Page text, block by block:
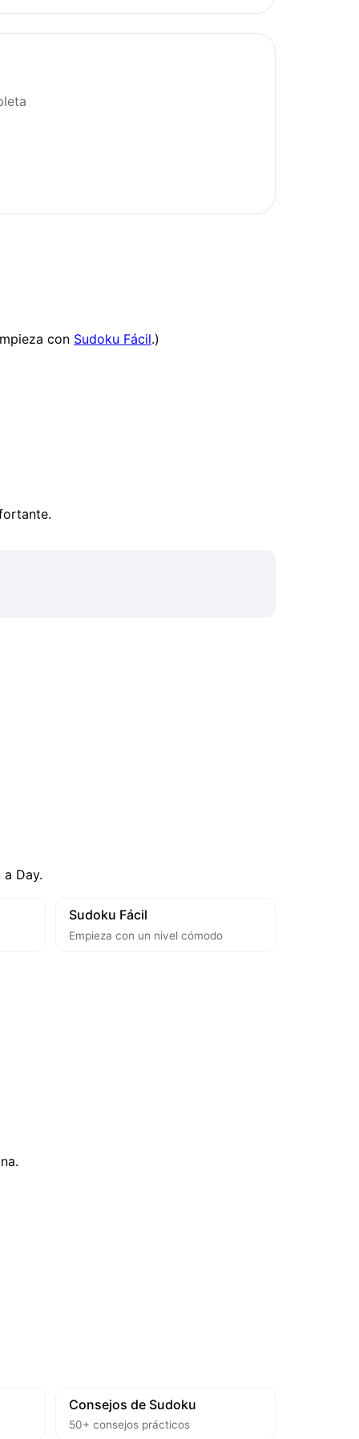
con Sudoku Fácil.)
Day.
Sudoku Fácil
Empieza con un nivel cómodo
Consejos de Sudoku
50+ consejos prácticos